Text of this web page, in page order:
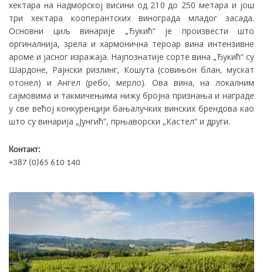
хектара на надморској висини од 210 до 250 метара и још
три хектара кооперантских винограда младог засада.
Основни циљ винарије „Ђукић“ је произвести што
оргиналнија, зрела и хармонична тероар вина интензивне
ароме и јасног изражаја. Најпознатије сорте вина „Ђукић“ су
Шардоне, Рајнски ризлинг, Кошута (совињон блан, мускат
отонел) и Ангел (ребо, мерло). Ова вина, на локалним
сајмовима и такмичењима нижу бројна признања и награде
у све већој конкуренцији бањалучких винских брендова као
што су винарија „Јунгић“, прњаворски „Кастел“ и други.
Контакт:
+387 (0)65 610 140